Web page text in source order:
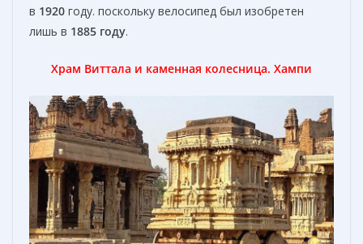
в 1920 году. поскольку велосипед был изобретен
лишь в 1885 году.
Храм Виттала и каменная колесница. Хампи